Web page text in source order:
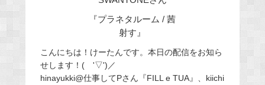
『プラネタルーム / 茜
射す』
こんにちは！けーたんです。本日の配信をお知ら
せします！( '▽')／
hinayukki@仕事してPさん『FILL e TUA』、kiichi